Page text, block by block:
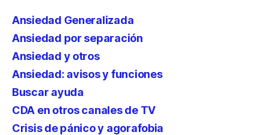
Ansiedad Generalizada
Ansiedad por separación
Ansiedad y otros
Ansiedad: avisos y funciones
Buscar ayuda
CDA en otros canales de TV
Crisis de pánico y agorafobia